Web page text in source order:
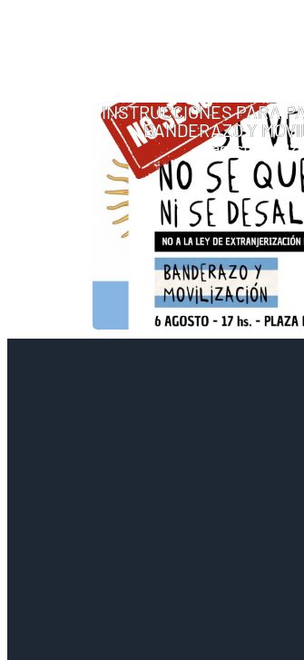
INSTRUCCIONES PARA
BANDERAZO Y
agosto 6,